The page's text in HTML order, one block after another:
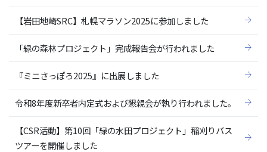
【岩田地崎SRC】札幌マラソン2025に参加しました
「緑の森林プロジェクト」完成報告会が行われました
『ミニさっぽろ2025』に出展しました
令和8年度新卒者内定式および懇親会が執り行われました。
【CSR活動】第10回「緑の水田プロジェクト」稲刈りバス
ツアーを開催しました